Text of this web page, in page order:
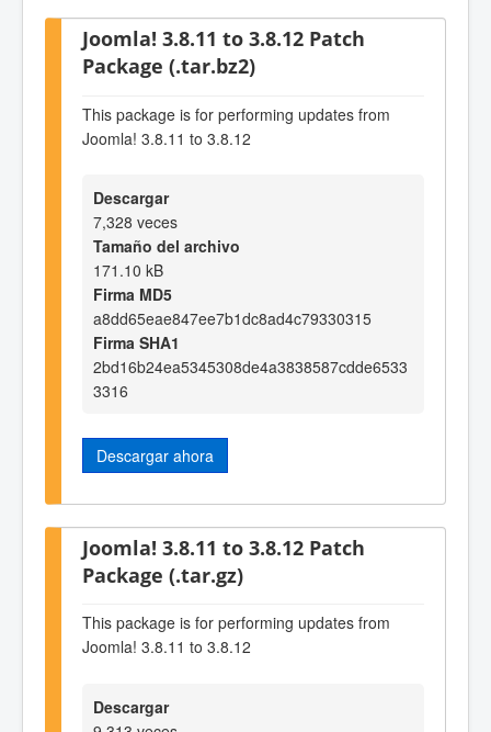
Joomla! 3.8.11 to 3.8.12 Patch
Package (.tar.bz2)
This package is for performing updates from
Joomla! 3.8.11 to 3.8.12
Descargar
7,328 veces
Tamaño del archivo
171.10 kB
Firma MD5
a8dd65eae847ee7b1dc8ad4c79330315
Firma SHA1
2bd16b24ea5345308de4a3838587cdde6533
3316
Descargar ahora
Joomla! 3.8.11 to 3.8.12 Patch
Package (.tar.gz)
This package is for performing updates from
Joomla! 3.8.11 to 3.8.12
Descargar